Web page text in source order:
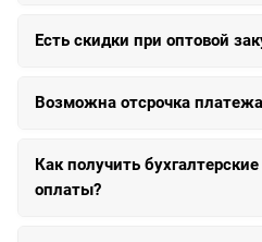
Есть скидки при оптовой
Возможна отсрочка
Как получить
оплаты?